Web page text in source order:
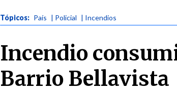
Tópicos: País | Policial | Incendios
Incendio
Barrio Bellavista